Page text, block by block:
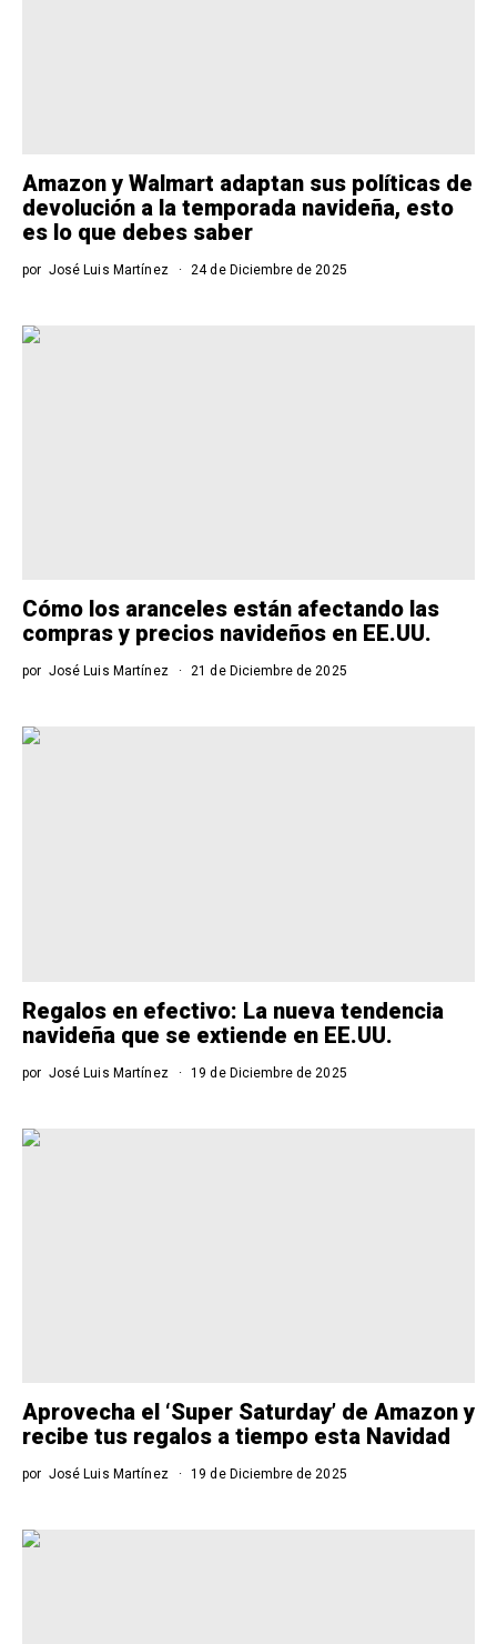
Amazon y Walmart adaptan sus políticas de
devolución a la temporada navideña, esto
es lo que debes saber
por José Luis Martínez 24 de Diciembre de 2025
Cómo los aranceles están afectando las
compras y precios navideños en EE.UU.
por José Luis Martínez 21 de Diciembre de 2025
Regalos en efectivo: La nueva tendencia
navideña que se extiende en EE.UU.
por José Luis Martínez 19 de Diciembre de 2025
Aprovecha el ‘Super Saturday’ de Amazon y
recibe tus regalos a tiempo esta Navidad
por José Luis Martínez 19 de Diciembre de 2025